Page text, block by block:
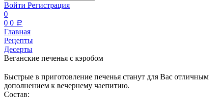
Войти Регистрация
0
0 0 a
Главная
Рецепты
Десерты
Веганские печенья с кэробом
Быстрые в приготовление печенья станут для Вас отличным
дополнением к вечернему чаепитию.
Состав: